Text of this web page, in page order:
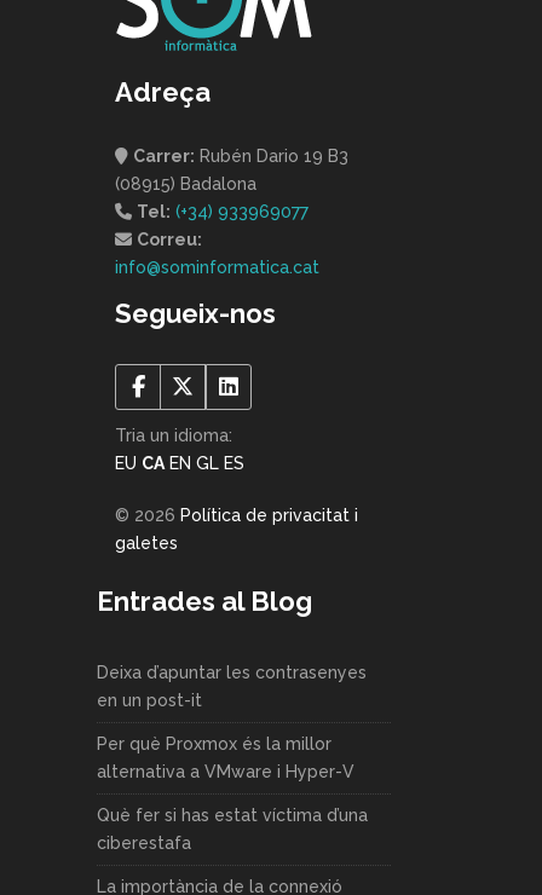
Adreça
Carrer: Rubén Dario 19 B3
(08915) Badalona
Tel: (+34) 933969077
Correu:
info@sominformatica.cat
Segueix-nos
Tria un idioma:
EU CA EN GL ES
© 2026 Política de privacitat i
galetes
Entrades al Blog
Deixa d’apuntar les contrasenyes
en un post-it
Per què Proxmox és la millor
alternativa a VMware i Hyper-V
Què fer si has estat víctima d’una
ciberestafa
La importància de la connexió